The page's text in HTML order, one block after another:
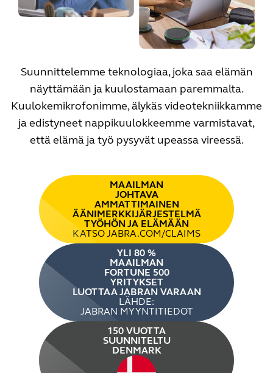
Suunnittelemme teknologiaa, joka saa elämän
näyttämään ja kuulostamaan paremmalta.
Kuulokemikrofonimme, älykäs videotekniikkamme
ja edistyneet nappikuulokkeemme varmistavat,
että elämä ja työ pysyvät upeassa vireessä.
MAAILMAN
JOHTAVA
AMMATTIMAINEN
ÄÄNIMERKKIJÄRJESTELMÄ
TYÖHÖN JA ELÄMÄÄN
KATSO JABRA.COM/CLAIMS
YLI 80 %
MAAILMAN
FORTUNE 500
YRITYKSET
LUOTTAA JABRAN VARAAN
LÄHDE:
JABRAN MYYNTITIEDOT
150 VUOTTA
SUUNNITELTU
DENMARK